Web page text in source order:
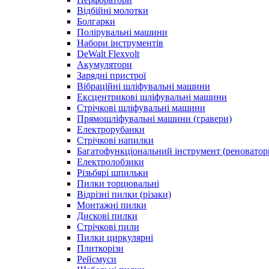
Відбійні молотки
Болгарки
Полірувальні машини
Набори інструментів
DeWalt Flexvolt
Акумулятори
Зарядні пристрої
Вібраційні шліфувальні машини
Ексцентрикові шліфувальні машини
Стрічкові шліфувальні машини
Прямошліфувальні машини (гравери)
Електрорубанки
Стрічкові напилки
Багатофункціональний інструмент
Електролобзики
Різьбярі шпильки
Пилки торцювальні
Відрізні пилки (різаки)
Монтажні пилки
Дискові пилки
Стрічкові пили
Пилки циркулярні
Плиткорізи
Рейсмуси